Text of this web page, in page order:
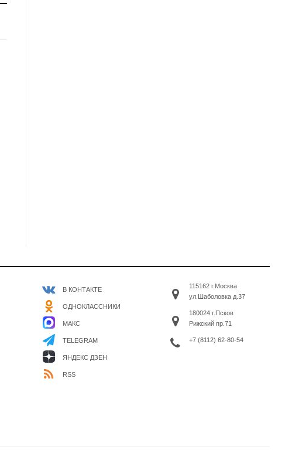
В КОНТАКТЕ
ОДНОКЛАССНИКИ
МАКС
TELEGRAM
ЯНДЕКС ДЗЕН
RSS
115162 г.Москва
ул.Шаболовка д.37
180024 г.Псков
Рижский пр.71
+7 (8112) 62-80-54